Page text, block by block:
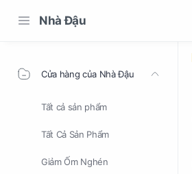
Nhà Đậu
Cửa hàng của Nhà Đậu
Tất cả sản phẩm
Tất Cả Sản Phẩm
Giảm Ốm Nghén